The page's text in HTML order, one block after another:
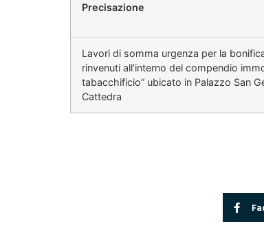
Precisazione
Lavori di somma urgenza per la
rinvenuti all’interno del compendio
tabacchificio” ubicato in Palazzo San
Cattedra